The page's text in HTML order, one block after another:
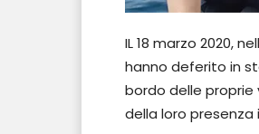
IL 18 marzo 2020,
hanno deferito in
bordo delle
della loro presenza